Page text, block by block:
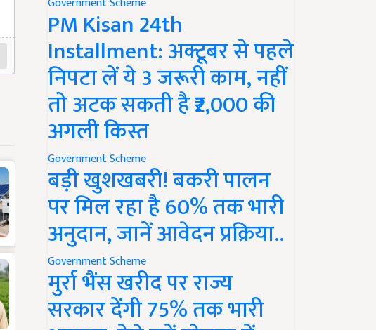
PM Kisan 24th
Installment: अक्टूबर से पहले
निपटा लें ये 3 जरूरी काम, नहीं
तो अटक सकती है ₹2,000 की
अगली किस्त
Government Scheme
बड़ी खुशखबरी! बकरी पालन
पर मिल रहा है 60% तक भारी
अनुदान, जानें आवेदन प्रक्रिया..
Government Scheme
मुर्रा भैंस खरीद पर राज्य
सरकार देंगी 75% तक भारी